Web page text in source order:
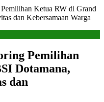
Ketua RW di Grand
dan Kebersamaan Warga
Pemilihan
Dotamana,
dan